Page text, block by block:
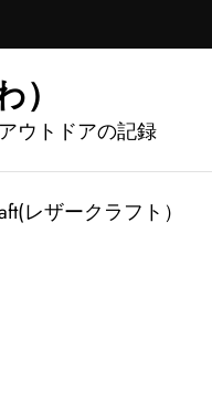
ウトドアの記録
レザークラフト）